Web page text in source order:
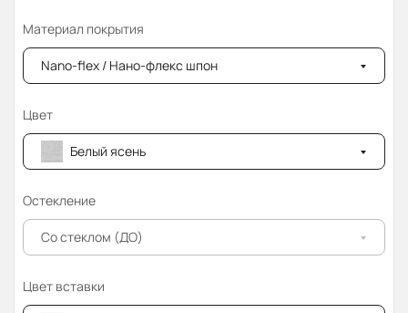
Материал покрытия
Nano-flex / Нано-флекс шпон
Цвет
Белый ясень
Остекление
Со стеклом (ДО)
Цвет вставки